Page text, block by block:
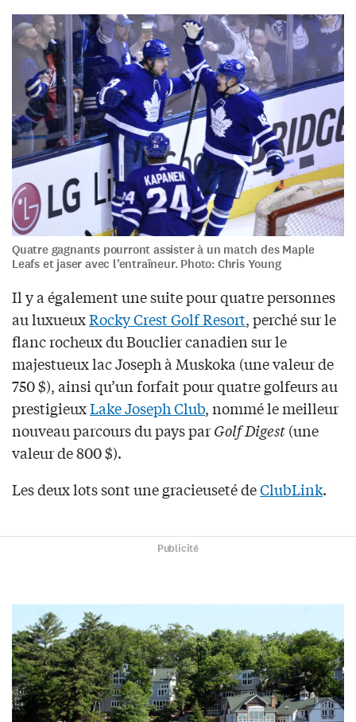
Quatre gagnants pourront assister à un match des Maple
Leafs et jaser avec l’entraîneur. Photo: Chris Young
Il y a également une suite pour quatre personnes
au luxueuxRocky Crest Golf Resort, perché sur le
flanc rocheux du Bouclier canadien sur le
majestueux lac Joseph à Muskoka (une valeur de
750 $), ainsi qu’un forfait pour quatre golfeurs au
prestigieuxLake Joseph Club, nommé le meilleur
nouveau parcours du pays parGolf Digest(une
valeur de 800 $).
Les deux lots sont une gracieuseté deClubLink.
Publicité